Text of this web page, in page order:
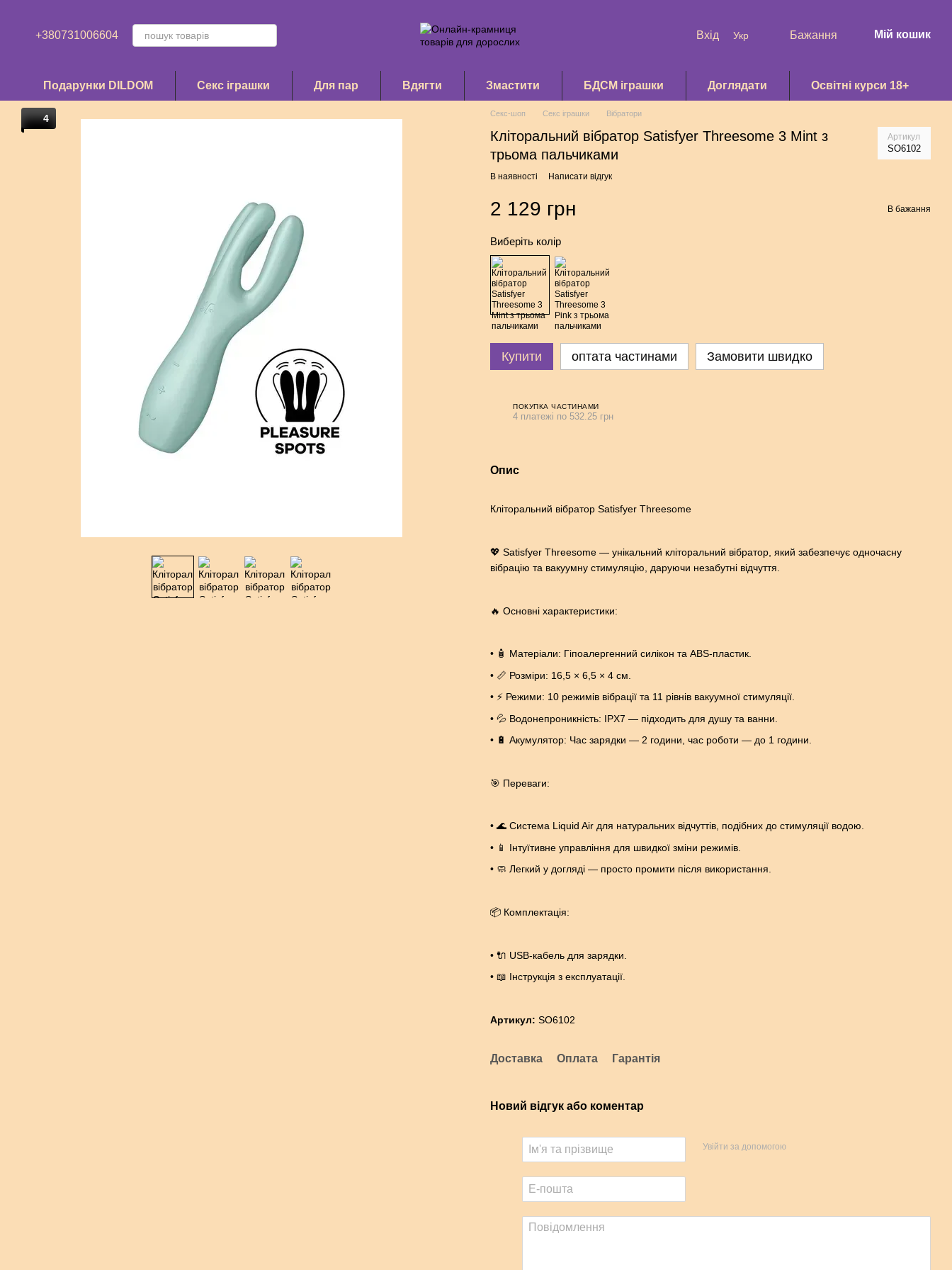
+380731006604 Вхід Укр Бажання Мій кошик
Подарунки DILDOM Секс іграшки Для пар Вдягти Змастити БДСМ іграшки Доглядати Освітні курси 18+
4 Секс-шоп Секс іграшки Вібратори
Кліторальний вібратор Satisfyer Threesome 3 Mint з
трьома пальчиками
Артикул
SO6102
В наявності Написати відгук
2 129 грн В бажання
Виберіть колір
Купити оптата частинами Замовити швидко
ПОКУПКА ЧАСТИНАМИ
4 платежі по 532.25 грн
Опис
Кліторальний вібратор Satisfyer Threesome
💖 Satisfyer Threesome — унікальний кліторальний вібратор, який забезпечує одночасну
вібрацію та вакуумну стимуляцію, даруючи незабутні відчуття.
🔥 Основні характеристики:
• 🧴 Матеріали: Гіпоалергенний силікон та ABS-пластик.
• 📏 Розміри: 16,5 × 6,5 × 4 см.
• ⚡ Режими: 10 режимів вібрації та 11 рівнів вакуумної стимуляції.
• 💦 Водонепроникність: IPX7 — підходить для душу та ванни.
• 🔋 Акумулятор: Час зарядки — 2 години, час роботи — до 1 години.
🎯 Переваги:
• 🌊 Система Liquid Air для натуральних відчуттів, подібних до стимуляції водою.
• 📱 Інтуїтивне управління для швидкої зміни режимів.
• 🧼 Легкий у догляді — просто промити після використання.
📦 Комплектація:
• 🔌 USB-кабель для зарядки.
• 📖 Інструкція з експлуатації.
Артикул: SO6102
Доставка Оплата Гарантія
Новий відгук або коментар
Увійти за допомогою